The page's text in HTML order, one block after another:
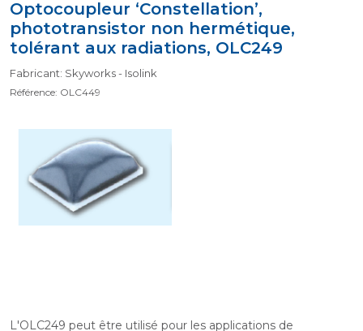
Optocoupleur ‘Constellation’,
phototransistor non hermétique,
tolérant aux radiations, OLC249
Fabricant: Skyworks - Isolink
Référence: OLC449
L'OLC249 peut être utilisé pour les applications de